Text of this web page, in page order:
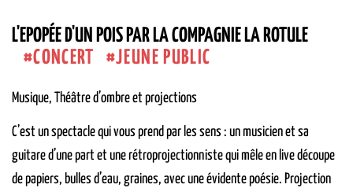
L'EPOPÉE D'UN POIS PAR LA COMPAGNIE LA ROTULE
CONCERT
JEUNE PUBLIC
Musique, Théâtre d’ombre et projections
C’est un spectacle qui vous prend par les sens : un musicien et sa
guitare d’une part et une rétroprojectionniste qui mêle en live découpe
de papiers, bulles d’eau, graines, avec une évidente poésie. Projection